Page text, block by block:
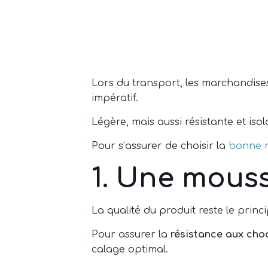
Lors du transport, les
impératif.
Légère, mais aussi résistante et
Pour s’assurer de choisir la bonne
1. Une
La qualité du produit reste le
Pour assurer la résistance aux
calage optimal.